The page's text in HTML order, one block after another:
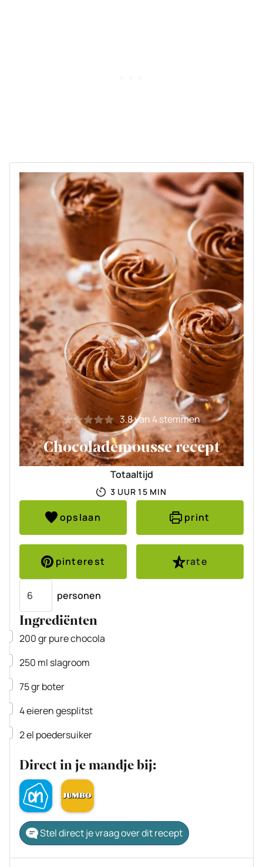
3.8van 4stemmen
Chocolademousse recept
Totaaltijd
3 UUR
UUR 15MINUTEN
MIN
opslaan print
pinterest
rate
personen
Ingrediënten
▢
200grpure chocola
▢
250 ml slagroom
▢
75grboter
▢
4eierengesplitst
▢
2el poedersuiker
Direct in je mandje bij:
Stel direct je vraag over dit recept